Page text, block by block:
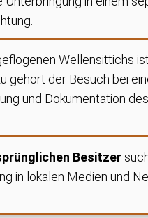
Wellensittichs
gehört der Besuch bei
und Dokumentation
Besitzer
in lokalen Medien und